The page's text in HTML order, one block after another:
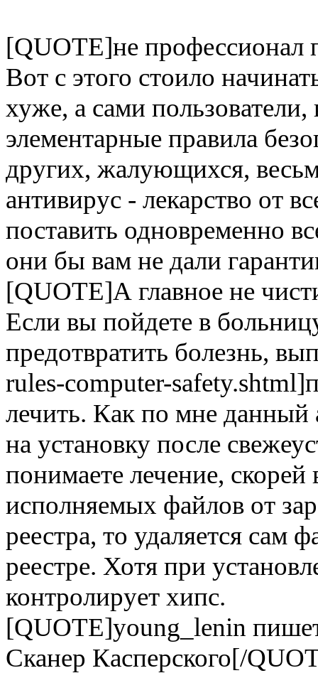
[QUOTE]не профессионал
Вот с этого стоило
хуже, а сами
элементарные правила
других, жалующихся,
антивирус - лекарство от
поставить одновременно
они бы вам не дали
[QUOTE]А главное не
Если вы пойдете в
предотвратить болезнь,
rules-computer-
лечить. Как по мне
на установку после
понимаете лечение, скорей
исполняемых файлов от
реестра, то удаляется сам
реестре. Хотя при
контролирует хипс.
[QUOTE]young_lenin
Сканер Касперского[/